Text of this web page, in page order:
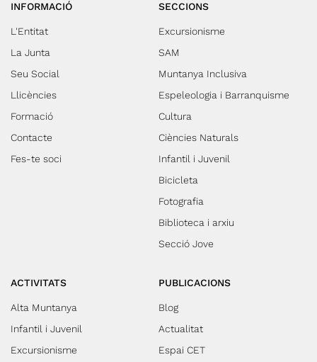
INFORMACIÓ
L'Entitat
La Junta
Seu Social
Llicències
Formació
Contacte
Fes-te soci
SECCIONS
Excursionisme
SAM
Muntanya Inclusiva
Espeleologia i Barranquisme
Cultura
Ciències Naturals
Infantil i Juvenil
Bicicleta
Fotografia
Biblioteca i arxiu
Secció Jove
ACTIVITATS
Alta Muntanya
Infantil i Juvenil
Excursionisme
PUBLICACIONS
Blog
Actualitat
Espai CET